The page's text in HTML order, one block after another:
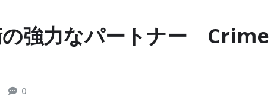
の強力なパートナー Crime
0